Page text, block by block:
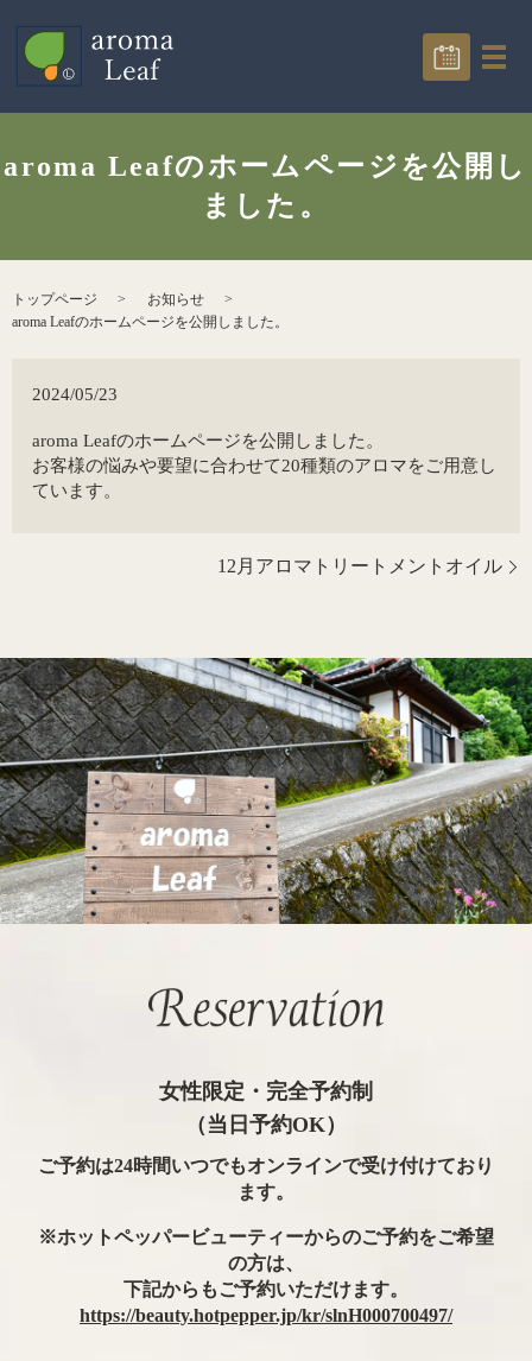
aroma Leafのホームページを公開し
ました。
トップページ
お知らせ
aroma Leafのホームページを公開しました。
2024/05/23
aroma Leafのホームページを公開しました。
お客様の悩みや要望に合わせて20種類のアロマをご用意し
ています。
12月アロマトリートメントオイル
女性限定・完全予約制
（当日予約OK）
ご予約は24時間いつでもオンラインで受け付けており
ます。
※ホットペッパービューティーからのご予約をご希望
の方は、
下記からもご予約いただけます。
https://beauty.hotpepper.jp/kr/slnH000700497/